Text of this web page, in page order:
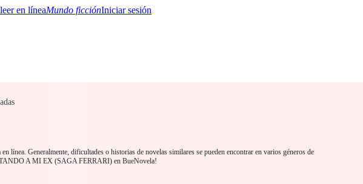
Mundo ficciónIniciar sesión
línea. Generalmente, dificultades o historias de novelas similares se pueden encontrar en varios géneros de
A MI EX (SAGA FERRARI) en BueNovela!